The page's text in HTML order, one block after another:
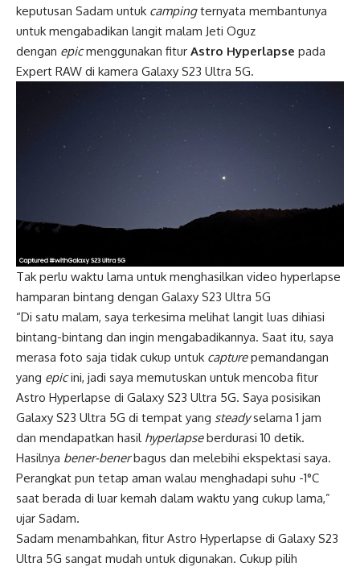
keputusan Sadam untuk campingternyata membantunya
untuk mengabadikan langit malam Jeti Oguz
dengan epicmenggunakan fitur Astro Hyperlapse pada
Expert RAW di kamera Galaxy S23 Ultra 5G.
Tak perlu waktu lama untuk menghasilkan video hyperlapse
hamparan bintang dengan Galaxy S23 Ultra 5G
“Di satu malam, saya terkesima melihat langit luas dihiasi
bintang-bintang dan ingin mengabadikannya. Saat itu, saya
merasa foto saja tidak cukup untuk capturepemandangan
yang epicini, jadi saya memutuskan untuk mencoba fitur
Astro Hyperlapse di Galaxy S23 Ultra 5G. Saya posisikan
Galaxy S23 Ultra 5G di tempat yang steadyselama 1 jam
dan mendapatkan hasil hyperlapseberdurasi 10 detik.
Hasilnya bener-benerbagus dan melebihi ekspektasi saya.
Perangkat pun tetap aman walau menghadapi suhu -1°C
saat berada di luar kemah dalam waktu yang cukup lama,”
ujar Sadam.
Sadam menambahkan, fitur Astro Hyperlapse di Galaxy S23
Ultra 5G sangat mudah untuk digunakan. Cukup pilih